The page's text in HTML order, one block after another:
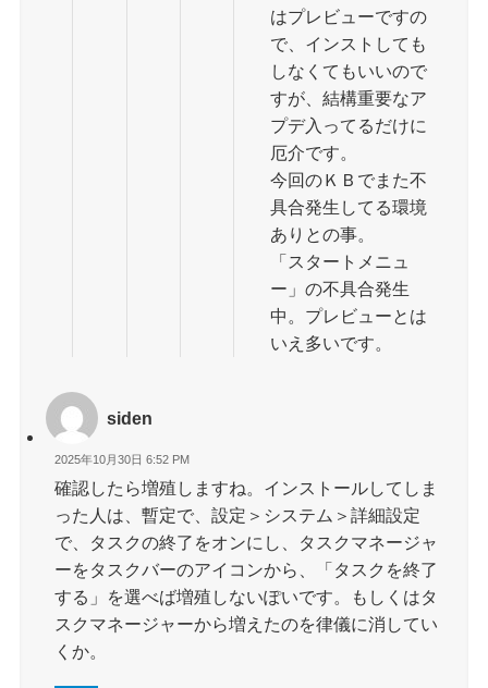
はプレビューですの
で、インストしても
しなくてもいいので
すが、結構重要なア
プデ入ってるだけに
厄介です。
今回のＫＢでまた不
具合発生してる環境
ありとの事。
「スタートメニュ
ー」の不具合発生
中。プレビューとは
いえ多いです。
siden
2025年10月30日 6:52 PM
確認したら増殖しますね。インストールしてしま
った人は、暫定で、設定＞システム＞詳細設定
で、タスクの終了をオンにし、タスクマネージャ
ーをタスクバーのアイコンから、「タスクを終了
する」を選べば増殖しないぽいです。もしくはタ
スクマネージャーから増えたのを律儀に消してい
くか。